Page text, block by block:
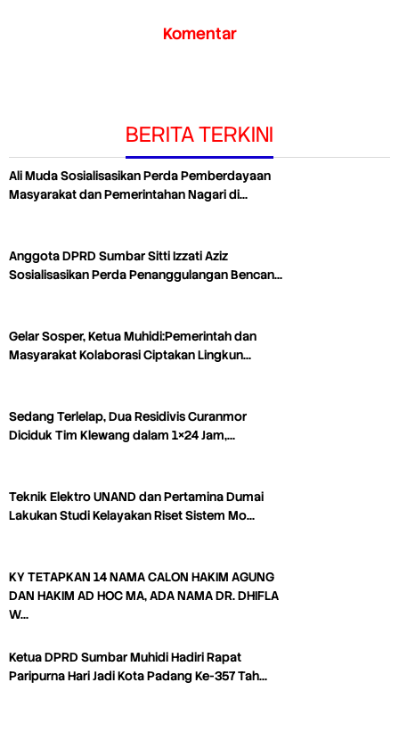
Komentar
BERITA TERKINI
Ali Muda Sosialisasikan Perda Pemberdayaan
Masyarakat dan Pemerintahan Nagari di…
Anggota DPRD Sumbar Sitti Izzati Aziz
Sosialisasikan Perda Penanggulangan Bencan…
Gelar Sosper, Ketua Muhidi:Pemerintah dan
Masyarakat Kolaborasi Ciptakan Lingkun…
Sedang Terlelap, Dua Residivis Curanmor
Diciduk Tim Klewang dalam 1×24 Jam,…
Teknik Elektro UNAND dan Pertamina Dumai
Lakukan Studi Kelayakan Riset Sistem Mo…
KY TETAPKAN 14 NAMA CALON HAKIM AGUNG
DAN HAKIM AD HOC MA, ADA NAMA DR. DHIFLA
W…
Ketua DPRD Sumbar Muhidi Hadiri Rapat
Paripurna Hari Jadi Kota Padang Ke-357 Tah…